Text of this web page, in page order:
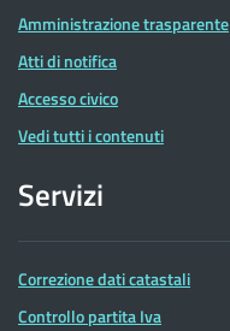
Amministrazione trasparente
Atti di notifica
Accesso civico
Vedi tutti i contenuti
Servizi
Correzione dati catastali
Controllo partita Iva